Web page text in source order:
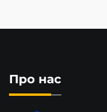
Про нас